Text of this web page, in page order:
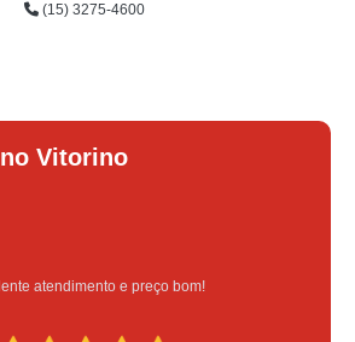
(15) 3275-4600
Lucas Donadel
Serviço feito na hora e de qualidade